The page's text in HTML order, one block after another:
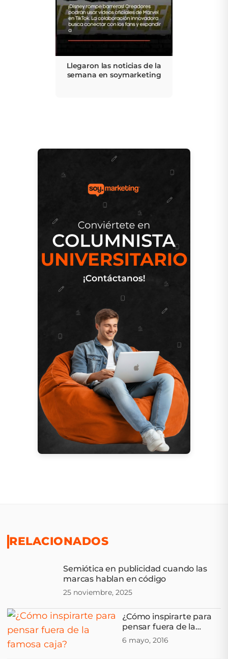
Llegaron las noticias de la
semana en soymarketing
RELACIONADOS
Semiótica en publicidad cuando las
marcas hablan en código
25 noviembre, 2025
¿Cómo inspirarte para
pensar fuera de la
famosa caja?
6 mayo, 2016